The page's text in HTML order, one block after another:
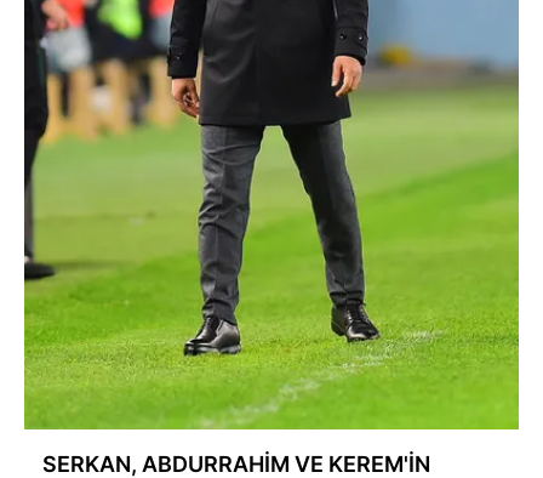
SERKAN, ABDURRAHİM VE KEREM'İN